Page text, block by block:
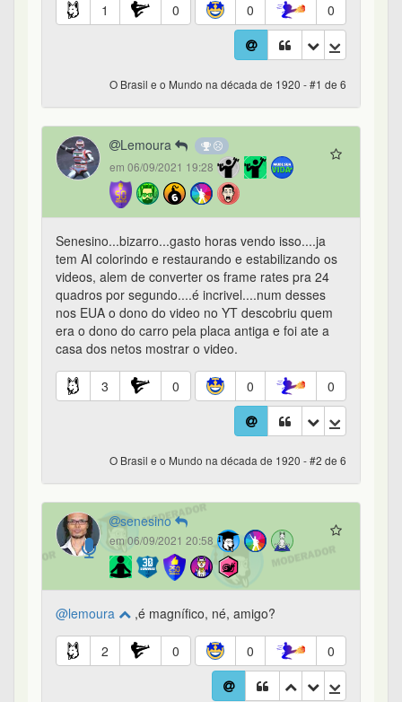
1 0 0 0
O Brasil e o Mundo na década de 1920 - #1 de 6
Lemoura
em 06/09/2021 19:28
Senesino...bizarro...gasto horas vendo isso....ja
tem AI colorindo e restaurando e estabilizando os
videos, alem de converter os frame rates pra 24
quadros por segundo....é incrivel....num desses
nos EUA o dono do video no YT descobriu quem
era o dono do carro pela placa antiga e foi ate a
casa dos netos mostrar o video.
3 0 0 0
O Brasil e o Mundo na década de 1920 - #2 de 6
senesino
em 06/09/2021 20:58
@lemoura ,é magnífico, né, amigo?
2 0 0 0